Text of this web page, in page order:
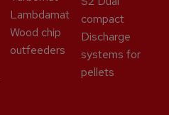
Lambdamat
Wood chip
outfeeders
compact
Discharge
systems for
pellets